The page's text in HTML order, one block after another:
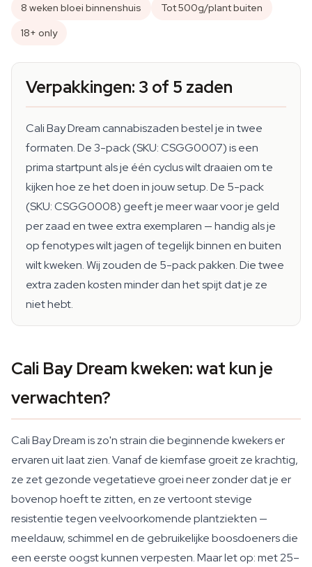
8 weken bloei binnenshuis
Tot 500g/plant buiten
18+ only
Verpakkingen: 3 of 5 zaden
Cali Bay Dream cannabiszaden bestel je in twee
formaten. De 3-pack (SKU: CSGG0007) is een
prima startpunt als je één cyclus wilt draaien om te
kijken hoe ze het doen in jouw setup. De 5-pack
(SKU: CSGG0008) geeft je meer waar voor je geld
per zaad en twee extra exemplaren — handig als je
op fenotypes wilt jagen of tegelijk binnen en buiten
wilt kweken. Wij zouden de 5-pack pakken. Die twee
extra zaden kosten minder dan het spijt dat je ze
niet hebt.
Cali Bay Dream kweken: wat kun je
verwachten?
Cali Bay Dream is zo'n strain die beginnende kwekers er
ervaren uit laat zien. Vanaf de kiemfase groeit ze krachtig,
ze zet gezonde vegetatieve groei neer zonder dat je er
bovenop hoeft te zitten, en ze vertoont stevige
resistentie tegen veelvoorkomende plantziekten —
meeldauw, schimmel en de gebruikelijke boosdoeners die
een eerste oogst kunnen verpesten. Maar let op: met 25–